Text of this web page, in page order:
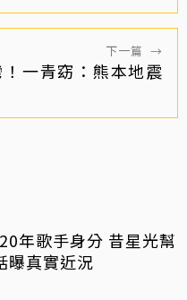
下一篇 →
一青窈：熊本地震
年歌手身分 昔星光幫
曝真實近況